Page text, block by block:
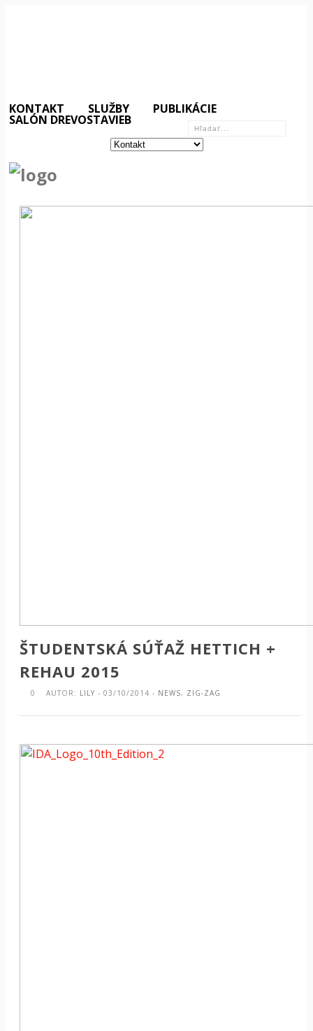
KONTAKT SLUŽBY PUBLIKÁCIE
SALÓN DREVOSTAVIEB
ŠTUDENTSKÁ SÚŤAŽ HETTICH +
REHAU 2015
0 AUTOR: LILY - 03/10/2014 - NEWS, ZIG-ZAG